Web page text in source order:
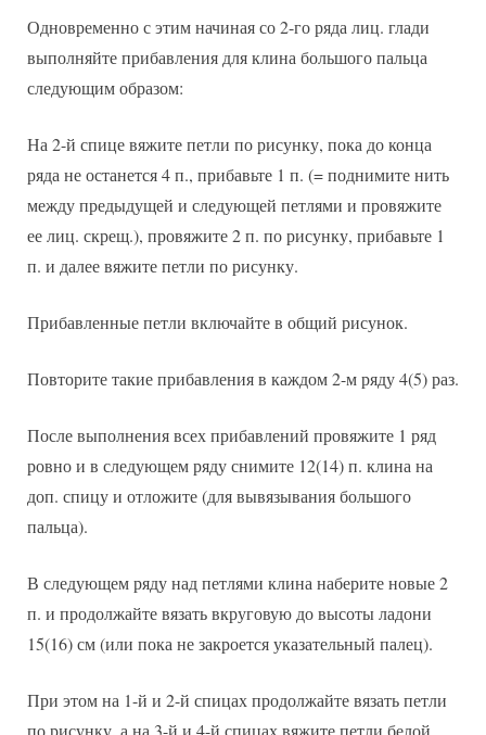
Одновременно с этим начиная со 2-го ряда лиц. глади
выполняйте прибавления для клина большого пальца
следующим образом:
На 2-й спице вяжите петли по рисунку, пока до конца
ряда не останется 4 п., прибавьте 1 п. (= поднимите нить
между предыдущей и следующей петлями и провяжите
ее лиц. скрещ.), провяжите 2 п. по рисунку, прибавьте 1
п. и далее вяжите петли по рисунку.
Прибавленные петли включайте в общий рисунок.
Повторите такие прибавления в каждом 2-м ряду 4(5) раз.
После выполнения всех прибавлений провяжите 1 ряд
ровно и в следующем ряду снимите 12(14) п. клина на
доп. спицу и отложите (для вывязывания большого
пальца).
В следующем ряду над петлями клина наберите новые 2
п. и продолжайте вязать вкруговую до высоты ладони
15(16) см (или пока не закроется указательный палец).
При этом на 1-й и 2-й спицах продолжайте вязать петли
по рисунку, а на 3-й и 4-й спицах вяжите петли белой